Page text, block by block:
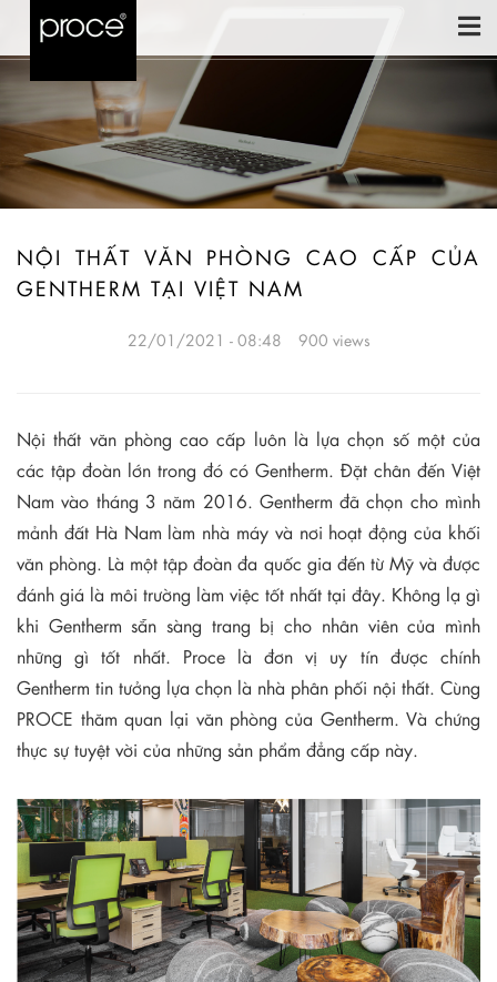
NỘI THẤT VĂN PHÒNG CAO CẤP CỦA
GENTHERM TẠI VIỆT NAM
22/01/2021 - 08:48 900 views
Nội thất văn phòng cao cấp luôn là lựa chọn số một của
các tập đoàn lớn trong đó có Gentherm. Đặt chân đến Việt
Nam vào tháng 3 năm 2016. Gentherm đã chọn cho mình
mảnh đất Hà Nam làm nhà máy và nơi hoạt động của khối
văn phòng. Là một tập đoàn đa quốc gia đến từ Mỹ và được
đánh giá là môi trường làm việc tốt nhất tại đây. Không lạ gì
khi Gentherm sẵn sàng trang bị cho nhân viên của mình
những gì tốt nhất. Proce là đơn vị uy tín được chính
Gentherm tin tưởng lựa chọn là nhà phân phối nội thất. Cùng
PROCE thăm quan lại văn phòng của Gentherm. Và chứng
thực sự tuyệt vời của những sản phẩm đẳng cấp này.